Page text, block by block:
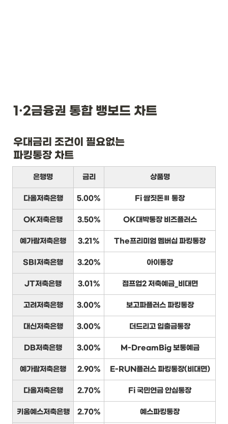
1·2금융권 통합 뱅보드 차트
우대금리 조건이 필요없는
파킹통장 차트
은행명 금리 상품명
다올저축은행 5.00% Fi 쌈짓돈Ⅲ 통장
OK저축은행 3.50% OK대박통장 비즈플러스
예가람저축은행 3.21% The프리미엄 멤버십 파킹통장
SBI저축은행 3.20% 아이통장
JT저축은행 3.01% 점프업2 저축예금_비대면
고려저축은행 3.00% 보고파플러스 파킹통장
대신저축은행 3.00% 더드리고 입출금통장
DB저축은행 3.00% M-DreamBig 보통예금
예가람저축은행 2.90% E-RUN플러스 파킹통장(비대면)
다올저축은행 2.70% Fi 국민연금 안심통장
키움예스저축은행 2.70% 예스파킹통장